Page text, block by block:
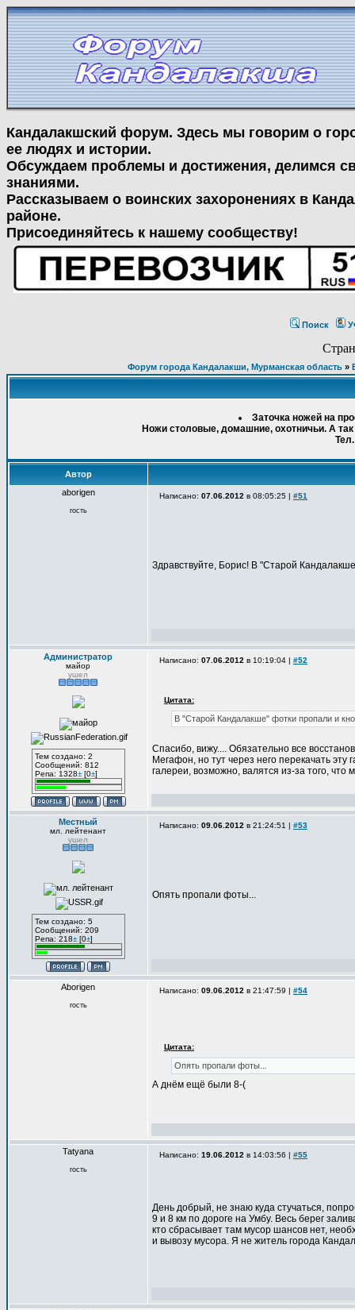
Кандалакшский форум. Здесь мы говорим о
ее людях и истории.
Обсуждаем проблемы и достижения, делимся
знаниями.
Рассказываем о воинских захоронениях в
районе.
Присоединяйтесь к нашему сообществу!
Поиск
Форум города Кандалакши, Мурманская область »
Заточка ножей на
Ножи столовые, домашние, охотничьи. А
Автор
aborigen
гость
Написано: 07.06.2012 в 08:05:25 | #51
Здравствуйте, Борис! В "Старой
Администратор
майор
ушел
Тем создано: 2
Сообщений: 812
Репа: 1328±[0±]
Написано: 07.06.2012 в 10:19:04 | #52
Цитата:
В "Старой Кандалакше" фотки пропали и
Спасибо, вижу.... Обязательно все
Мегафон, но тут через него перекачать
галереи, возможно, валятся из-за того,
Местный
мл. лейтенант
ушел
Тем создано: 5
Сообщений: 209
Репа: 218±[0±]
Написано: 09.06.2012 в 21:24:51 | #53
Опять пропали фоты...
Aborigen
гость
Написано: 09.06.2012 в 21:47:59 | #54
Цитата:
Опять пропали фоты...
А днём ещё были 8-(
Tatyana
гость
Написано: 19.06.2012 в 14:03:56 | #55
День добрый, не знаю куда стучаться,
9 и 8 км по дороге на Умбу. Весь берег
кто сбрасывает там мусор шансов нет,
и вывозу мусора. Я не житель города